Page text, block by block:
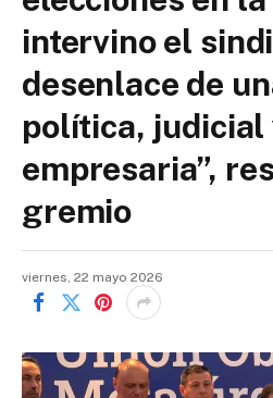
intervino el
desenlace de
política, judicial
empresaria”,
gremio
viernes, 22 mayo 2026